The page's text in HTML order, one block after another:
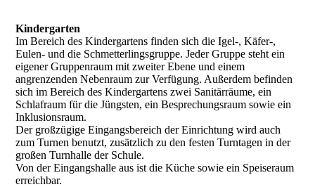
Kindergarten
Im Bereich des Kindergartens finden sich die Igel-, Käfer-,
Eulen- und die Schmetterlingsgruppe. Jeder Gruppe steht ein
eigener Gruppenraum mit zweiter Ebene und einem
angrenzenden Nebenraum zur Verfügung. Außerdem befinden
sich im Bereich des Kindergartens zwei Sanitärräume, ein
Schlafraum für die Jüngsten, ein Besprechungsraum sowie ein
Inklusionsraum.
Der großzügige Eingangsbereich der Einrichtung wird auch
zum Turnen benutzt, zusätzlich zu den festen Turntagen in der
großen Turnhalle der Schule.
Von der Eingangshalle aus ist die Küche sowie ein Speiseraum
erreichbar.